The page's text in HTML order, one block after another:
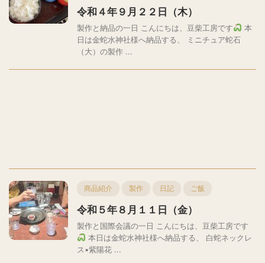
令和４年９月２２日（木）
製作と納品の一日 こんにちは、豆柴工房です
本
日は金蛇水神社様へ納品する、 ミニチュア蛇石
（大）の製作 ...
商品紹介 製作 日記 ご飯
令和５年８月１１日（金）
製作と国際会議の一日 こんにちは、豆柴工房です
本日は金蛇水神社様へ納品する、 白蛇ネックレ
ス•紫陽花 ...